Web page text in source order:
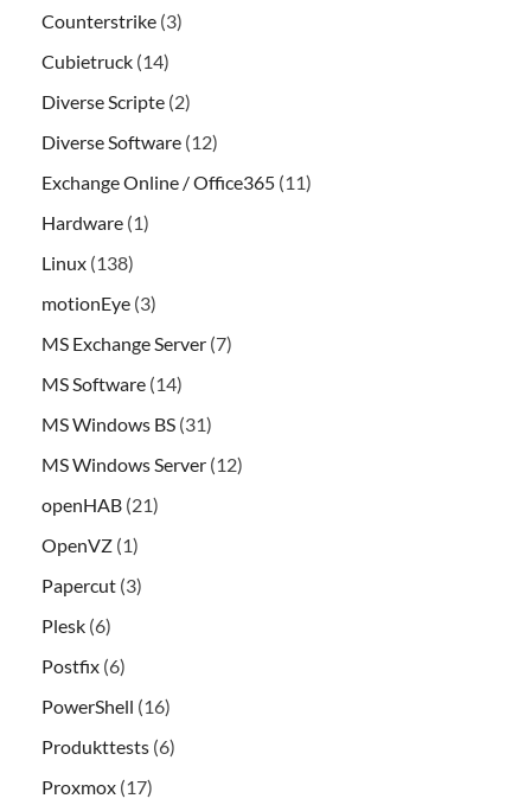
Counterstrike (3)
Cubietruck (14)
Diverse Scripte (2)
Diverse Software (12)
Exchange Online / Office365 (11)
Hardware (1)
Linux (138)
motionEye (3)
MS Exchange Server (7)
MS Software (14)
MS Windows BS (31)
MS Windows Server (12)
openHAB (21)
OpenVZ (1)
Papercut (3)
Plesk (6)
Postfix (6)
PowerShell (16)
Produkttests (6)
Proxmox (17)